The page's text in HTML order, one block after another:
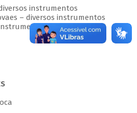
instrumentos
– diversos instrumentos